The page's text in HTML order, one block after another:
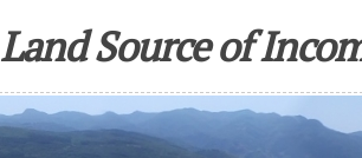
Land Source of